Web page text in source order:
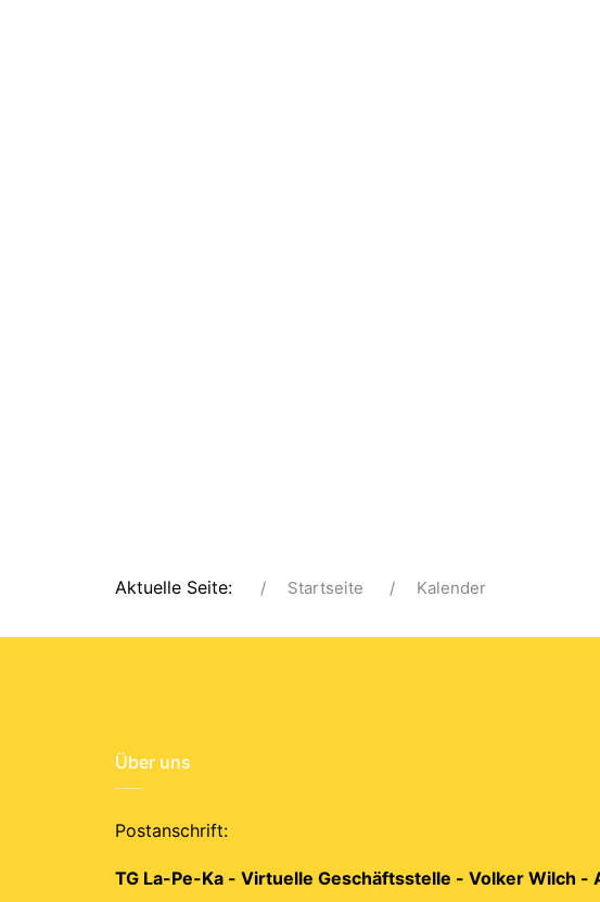
Aktuelle Seite: Startseite Kalender
Über uns
Postanschrift:
TG La-Pe-Ka - Virtuelle Geschäftsstelle - Volker Wilch